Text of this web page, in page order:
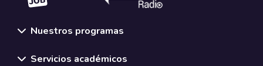
Nuestros programas
Servicios académicos